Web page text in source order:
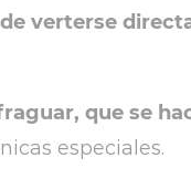
verterse
que se
especiales.